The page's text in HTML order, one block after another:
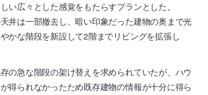
い広々とした感覚をもたらすプランとした。
井は一部撤去し、暗い印象だった建物の奥まで光
かな階段を新設して2階までリビングを拡張し
の急な階段の架け替えを求められていたが、ハウ
得られなかったため既存建物の情報が十分に得ら